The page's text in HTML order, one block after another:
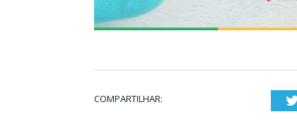
COMPARTILHAR: